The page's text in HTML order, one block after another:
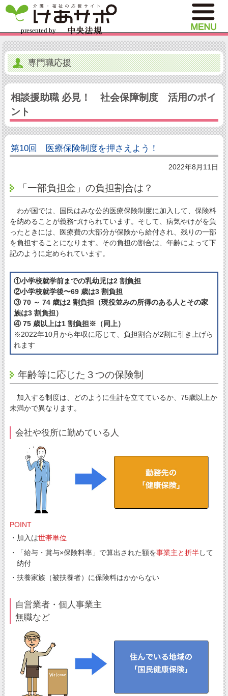
専門職応援
相談援助職 必見！ 社会保障制度 活用のポイ
ント
第10回 医療保険制度を押さえよう！
2022年8月11日
「一部負担金」の負担割合は？
わが国では、国民はみな公的医療保険制度に加入して、保険料
を納めることが義務づけられています。そして、病気やけがを負
ったときには、医療費の大部分が保険から給付され、残りの一部
を負担することになります。その負担の割合は、年齢によって下
記のように定められています。
①小学校就学前までの乳幼児は2 割負担
②小学校就学後〜69 歳は3 割負担
③ 70 ～ 74 歳は2 割負担（現役並みの所得のある人とその家
族は3 割負担）
④ 75 歳以上は1 割負担※（同上）
※2022年10月から年収に応じて、負担割合が2割に引き上げら
れます
年齢等に応じた３つの保険制
加入する制度は、どのように生計を立てているか、75歳以上か
未満かで異なります。
会社や役所に勤めている人
POINT
・加入は世帯単位
・「給与・賞与×保険料率」で算出された額を事業主と折半して
納付
・扶養家族（被扶養者）に保険料はかからない
自営業者・個人事業主
無職など